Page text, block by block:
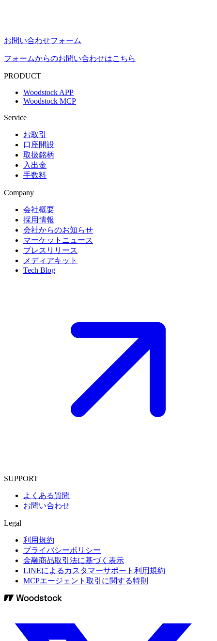
お問い合わせフォーム
フォームからのお問い合わせはこちら
PRODUCT
Woodstock APP
Woodstock MCP
Service
お取引
口座開設
取扱銘柄
入出金
手数料
Company
会社概要
採用情報
会社からのお知らせ
マーケットニュース
プレスリリース
メディアキット
Tech Blog
SUPPORT
よくある質問
お問い合わせ
Legal
利用規約
プライバシーポリシー
金融商品取引法に基づく表示
LINEによるカスタマーサポート利用規約
MCPエージェント取引に関する特則